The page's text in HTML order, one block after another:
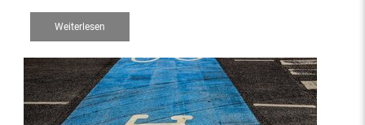
Weiterlesen